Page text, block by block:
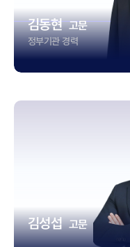
김동현 고문
정부기관 경력
김성섭 고문